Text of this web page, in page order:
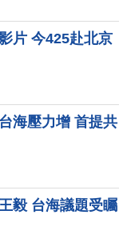
片 今425赴北京
海壓力增 首提共
毅 台海議題受矚